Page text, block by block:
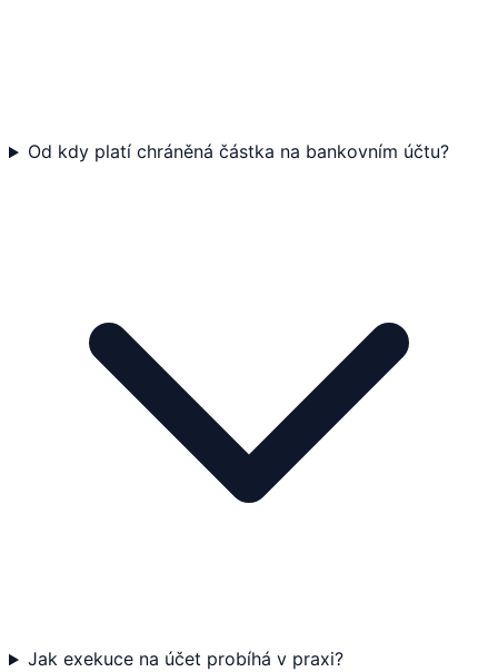
Od kdy platí chráněná částka na bankovním účtu?
Jak exekuce na účet probíhá v praxi?